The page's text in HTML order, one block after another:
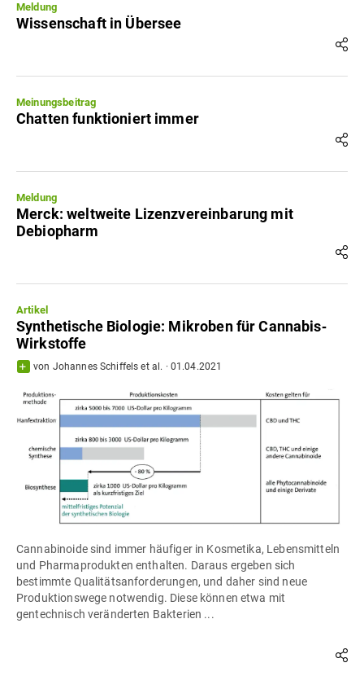
Meldung
Wissenschaft in Übersee
Meinungsbeitrag
Chatten funktioniert immer
Meldung
Merck: weltweite Lizenzvereinbarung mit
Debiopharm
Artikel
Synthetische Biologie: Mikroben für Cannabis‐
Wirkstoffe
von Johannes Schiffels et al. · 01.04.2021
Cannabinoide sind immer häufiger in Kosmetika, Lebensmitteln
und Pharmaprodukten enthalten. Daraus ergeben sich
bestimmte Qualitätsanforderungen, und daher sind neue
Produktionswege notwendig. Diese können etwa mit
gentechnisch veränderten Bakterien ...